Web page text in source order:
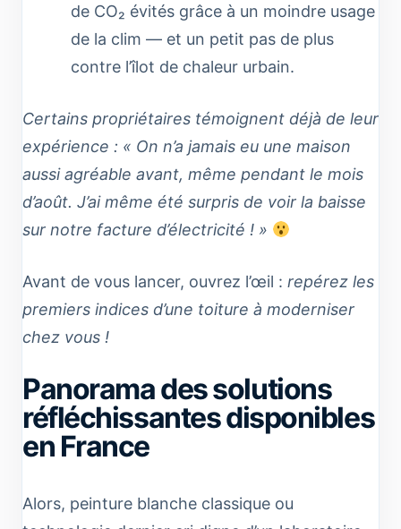
de CO₂ évités grâce à un moindre usage
de la clim — et un petit pas de plus
contre l’îlot de chaleur urbain.
Certains propriétaires témoignent déjà de leur
expérience : « On n’a jamais eu une maison
aussi agréable avant, même pendant le mois
d’août. J’ai même été surpris de voir la baisse
sur notre facture d’électricité ! »
Avant de vous lancer, ouvrez l’œil : repérez les
premiers indices d’une toiture à moderniser
chez vous !
Panorama des solutions
réfléchissantes disponibles
en France
Alors, peinture blanche classique ou